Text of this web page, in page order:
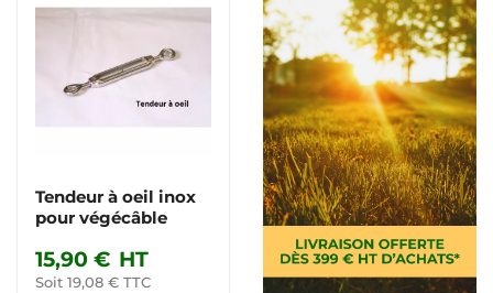
Tendeur à oeil inox
pour végécâble
15,90 € HT
Soit 19,08 € TTC